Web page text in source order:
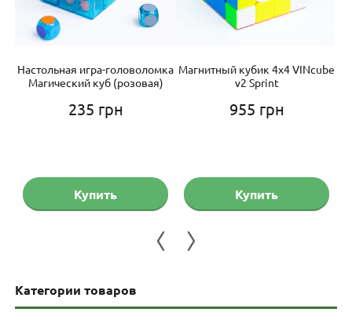
475 грн.
Настольная игра-головоломка
Магический куб (розовая)
235 грн
Купить
Магнитный кубик 4х4 VINcube
v2 Sprint
955 грн
Купить
Категории товаров